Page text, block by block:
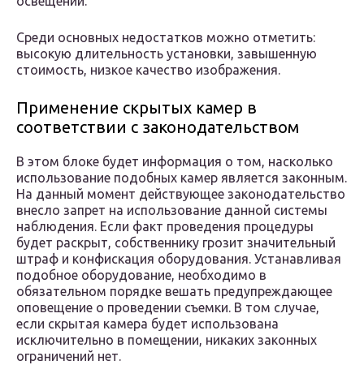
Среди основных недостатков можно отметить:
высокую длительность установки, завышенную
стоимость, низкое качество изображения.
Применение скрытых камер в
соответствии с законодательством
В этом блоке будет информация о том, насколько
использование подобных камер является законным.
На данный момент действующее законодательство
внесло запрет на использование данной системы
наблюдения. Если факт проведения процедуры
будет раскрыт, собственнику грозит значительный
штраф и конфискация оборудования. Устанавливая
подобное оборудование, необходимо в
обязательном порядке вешать предупреждающее
оповещение о проведении съемки. В том случае,
если скрытая камера будет использована
исключительно в помещении, никаких законных
ограничений нет.